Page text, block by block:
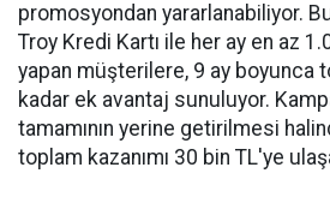
promosyondan yararlanabiliyor.
Troy Kredi Kartı ile her ay en az
yapan müşterilere, 9 ay boyunca
kadar ek avantaj sunuluyor.
tamamının yerine getirilmesi
toplam kazanımı 30 bin TL'ye